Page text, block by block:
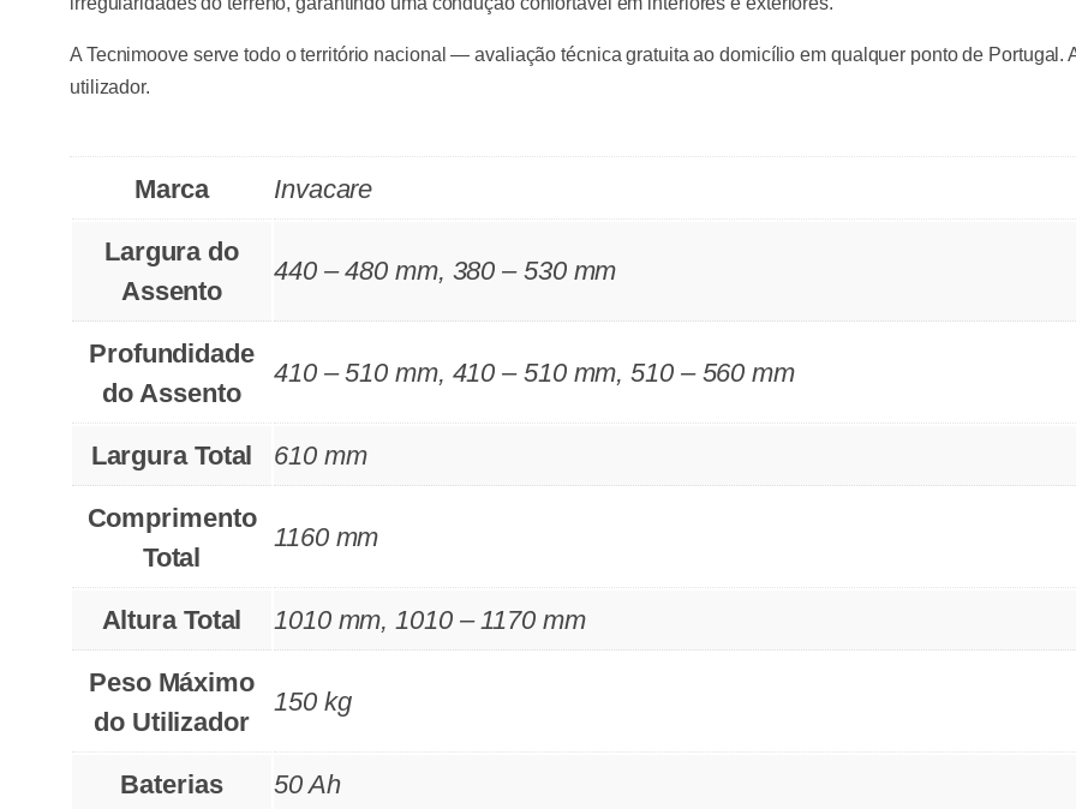
A Tecnimoove serve todo o território nacional — avaliação técnica gratuita ao domicílio em qualquer ponto de Portugal.
utilizador.
Marca Invacare
Largura do
Assento
440 – 480 mm, 380 – 530 mm
Profundidade
do Assento
410 – 510 mm, 410 – 510 mm, 510 – 560 mm
Largura Total 610 mm
Comprimento
Total
1160 mm
Altura Total 1010 mm, 1010 – 1170 mm
Peso Máximo
do Utilizador
150 kg
Baterias 50 Ah